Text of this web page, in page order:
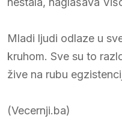
Mladi ljudi odlaze u
kruhom. Sve su to
žive na rubu
(Vecernji.ba)